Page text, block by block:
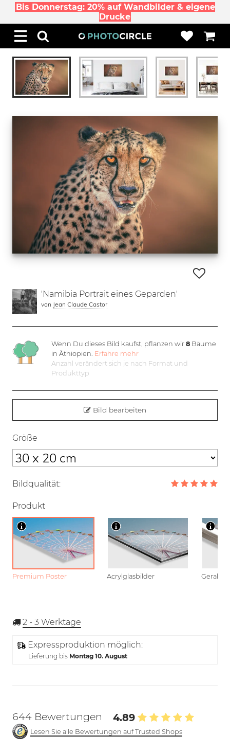
Bis Donnerstag: 20% auf Wandbilder & eigene
Drucke
'Namibia Portrait eines Geparden'
von Jean Claude Castor
Wenn Du dieses Bild kaufst, pflanzen wir8 Bäume
in Äthiopien. Erfahre mehr
Anzahl verändert sich je nach Format und
Produkttyp
Bild bearbeiten
Größe
Bildqualität:
Produkt
Premium Poster Acrylglasbilder
2 - 3 Werktage
Expressproduktion möglich:
Lieferung bis Montag 10. August
644 Bewertungen 4.89
Lesen Sie alle Bewertungen auf Trusted Shops